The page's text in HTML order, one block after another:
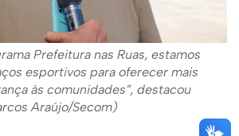
Prefeitura nas Ruas, estamos
esportivos para oferecer mais
às comunidades”, destacou
Araújo/Secom)